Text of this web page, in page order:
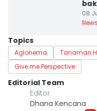
08
News
Topics
Aglonema Tanaman
Give me Perspective
Editorial Team
Editor
Dhana Kencana